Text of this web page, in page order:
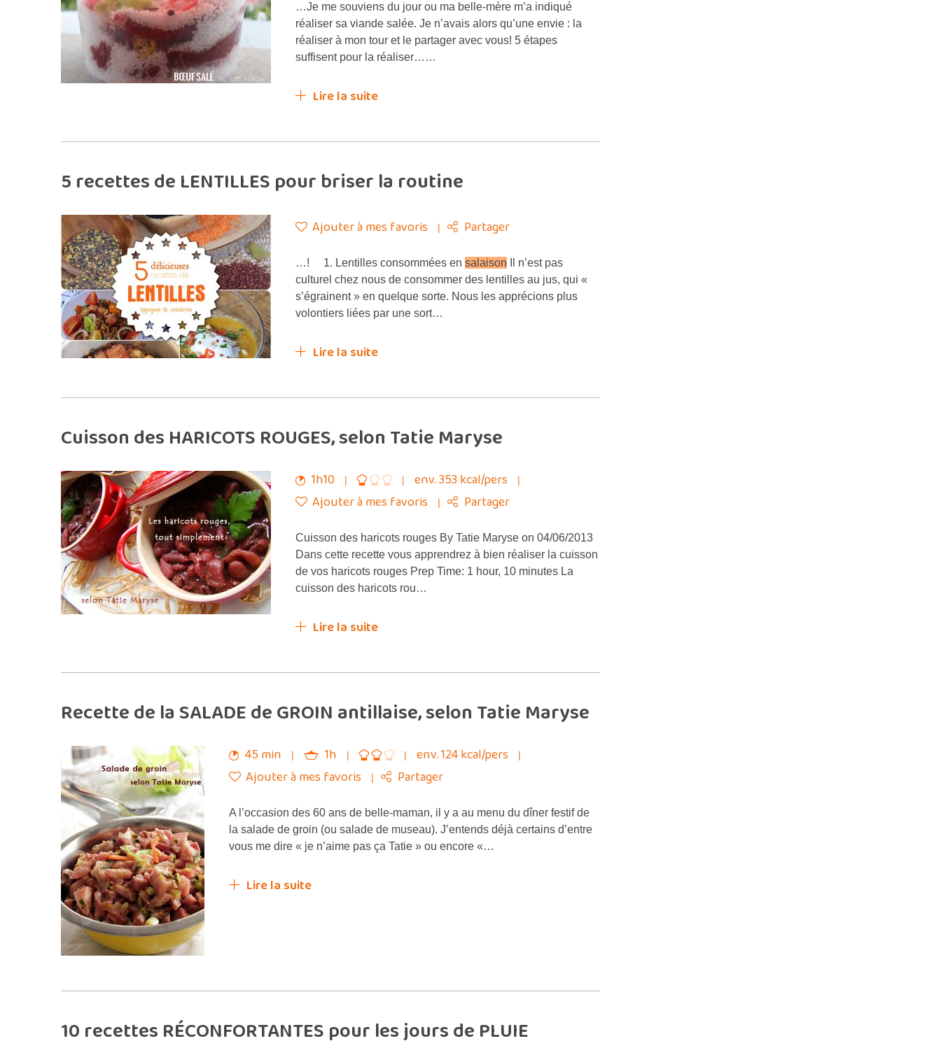
…Je me souviens du jour ou ma belle-mère m’a indiqué
réaliser sa viande salée. Je n’avais alors qu’une envie : la
réaliser à mon tour et le partager avec vous! 5 étapes
suffisent pour la réaliser……
Lire la suite
5 recettes de LENTILLES pour briser la routine
Ajouter à mes favoris Partager
…! 1. Lentilles consommées en salaison Il n’est pas
culturel chez nous de consommer des lentilles au jus, qui «
s’égrainent » en quelque sorte. Nous les apprécions plus
volontiers liées par une sort…
Lire la suite
Cuisson des HARICOTS ROUGES, selon Tatie Maryse
1h10
env. 353 kcal/pers
Ajouter à mes favoris
Partager
Cuisson des haricots rouges By Tatie Maryse on 04/06/2013
Dans cette recette vous apprendrez à bien réaliser la cuisson
de vos haricots rouges Prep Time: 1 hour, 10 minutes La
cuisson des haricots rou…
Lire la suite
Recette de la SALADE de GROIN antillaise, selon Tatie Maryse
45 min 1h
env. 124 kcal/pers
Ajouter à mes favoris
Partager
A l’occasion des 60 ans de belle-maman, il y a au menu du dîner festif de
la salade de groin (ou salade de museau). J’entends déjà certains d’entre
vous me dire « je n’aime pas ça Tatie » ou encore «…
Lire la suite
10 recettes RÉCONFORTANTES pour les jours de PLUIE